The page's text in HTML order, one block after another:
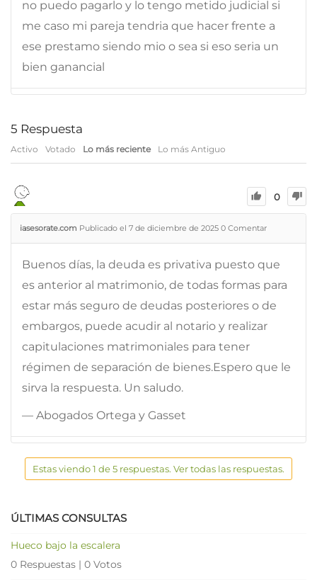
no puedo pagarlo y lo tengo metido judicial si
me caso mi pareja tendria que hacer frente a
ese prestamo siendo mio o sea si eso seria un
bien ganancial
5 Respuesta
Activo Votado Lo más reciente Lo más Antiguo
0
iasesorate.com Publicado el 7 de diciembre de 2025 0 Comentar
Buenos días, la deuda es privativa puesto que
es anterior al matrimonio, de todas formas para
estar más seguro de deudas posteriores o de
embargos, puede acudir al notario y realizar
capitulaciones matrimoniales para tener
régimen de separación de bienes.Espero que le
sirva la respuesta. Un saludo.
— Abogados Ortega y Gasset
Estas viendo 1 de 5 respuestas. Ver todas las respuestas.
ÚLTIMAS CONSULTAS
Hueco bajo la escalera
0 Respuestas | 0 Votos